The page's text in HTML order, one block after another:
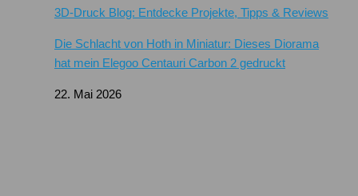
3D-Druck Blog: Entdecke Projekte, Tipps & Reviews
Die Schlacht von Hoth in Miniatur: Dieses Diorama
hat mein Elegoo Centauri Carbon 2 gedruckt
22. Mai 2026